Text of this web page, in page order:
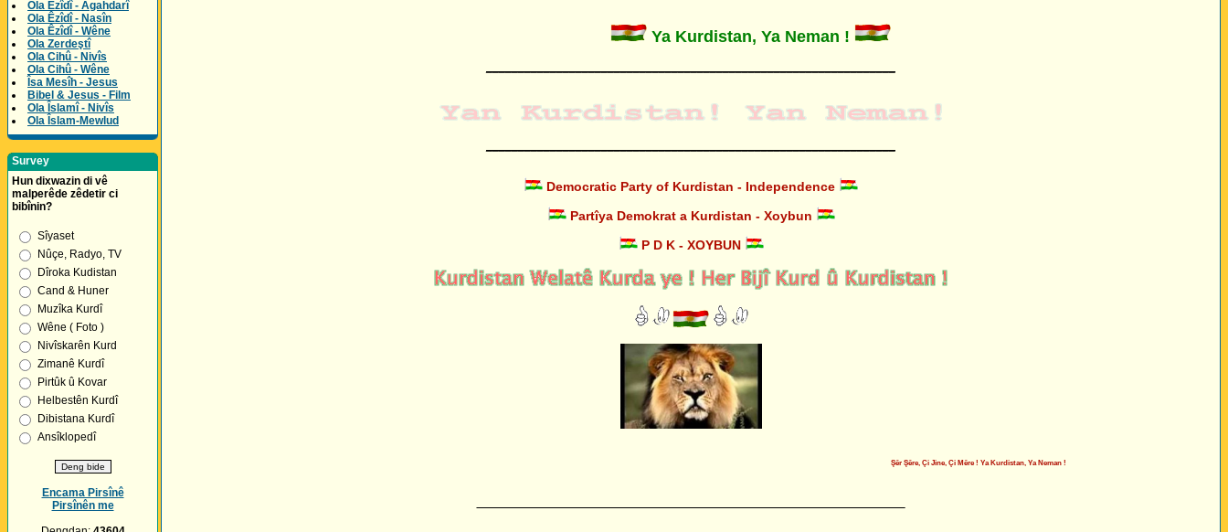
Ola Êzîdî - Agahdarî
Ola Êzîdî - Nasîn
Ola Êzîdî - Wêne
Ola Zerdeştî
Ola Cihû - Nivîs
Ola Cihû - Wêne
Îsa Mesîh - Jesus
Bibel & Jesus - Film
Ola Îslamî - Nivîs
Ola Îslam-Mewlud
Survey
Hun dixwazin di vê
malperêde zêdetir ci
bibînin?
Sîyaset
Nûçe, Radyo, TV
Dîroka Kudistan
Cand & Huner
Muzîka Kurdî
Wêne ( Foto )
Nivîskarên Kurd
Zimanê Kurdî
Pirtûk û Kovar
Helbestên Kurdî
Dibistana Kurdî
Ansîklopedî
Encama Pirsînê
Pirsînên me
Ya Kurdistan, Ya Neman !
Democratic Party of Kurdistan - Independence
Partîya Demokrat a Kurdistan - Xoybun
P D K - XOYBUN
Şêr Şêre, Çi Jine, Çi Mêre ! Ya Kurdistan, Ya Neman !